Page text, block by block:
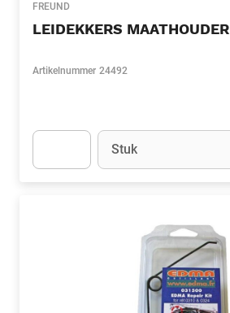
FREUND
LEIDEKKERS MAATHOUDER
Artikelnummer 24492
Eenheid
Stuk